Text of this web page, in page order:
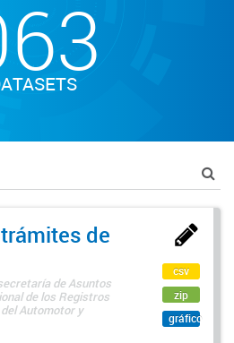
de
de Asuntos
de los Registros
Automotor y
csv
zip
gráfico